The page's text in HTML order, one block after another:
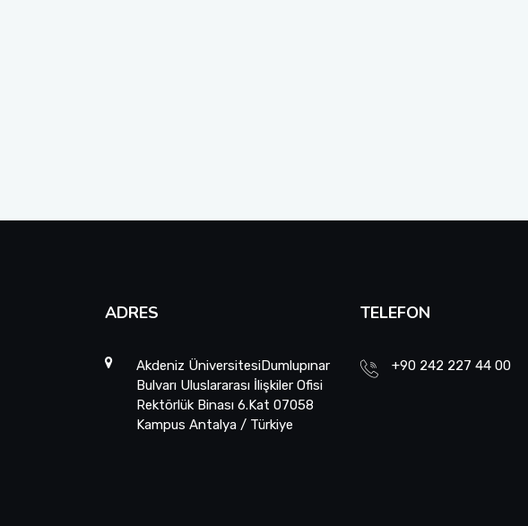
ADRES
Akdeniz ÜniversitesiDumlupınar
Bulvarı Uluslararası İlişkiler Ofisi
Rektörlük Binası 6.Kat 07058
Kampus Antalya / Türkiye
TELEFON
+90 242 227 44 00